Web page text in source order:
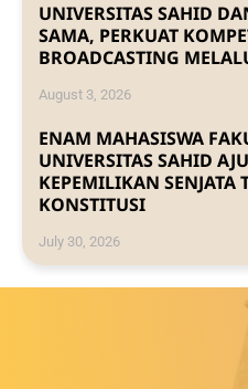
UNIVERSITAS SAHID
SAMA, PERKUAT
BROADCASTING
August 3, 2026
ENAM MAHASISWA
UNIVERSITAS SAHID
KEPEMILIKAN SENJATA
KONSTITUSI
July 30, 2026